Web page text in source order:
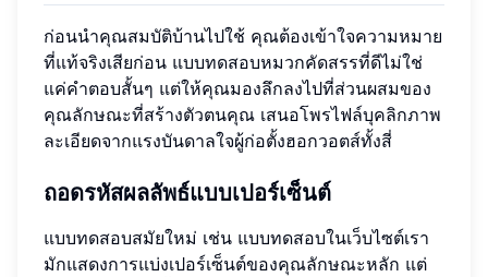
ก่อนนำคุณสมบัติบ้านไปใช้ คุณต้องเข้าใจความหมาย
ที่แท้จริงเสียก่อน แบบทดสอบหมวกคัดสรรที่ดีไม่ใช่
แค่คำตอบสั้นๆ แต่ให้คุณมองลึกลงไปที่ส่วนผสมของ
คุณลักษณะที่สร้างตัวตนคุณ เสนอโพรไฟล์บุคลิกภาพ
ละเอียดจากแรงบันดาลใจผู้ก่อตั้งฮอกวอตส์ทั้งสี่
ถอดรหัสผลลัพธ์แบบเปอร์เซ็นต์
แบบทดสอบสมัยใหม่ เช่น แบบทดสอบในเว็บไซต์เรา
มักแสดงการแบ่งเปอร์เซ็นต์ของคุณลักษณะหลัก แต่